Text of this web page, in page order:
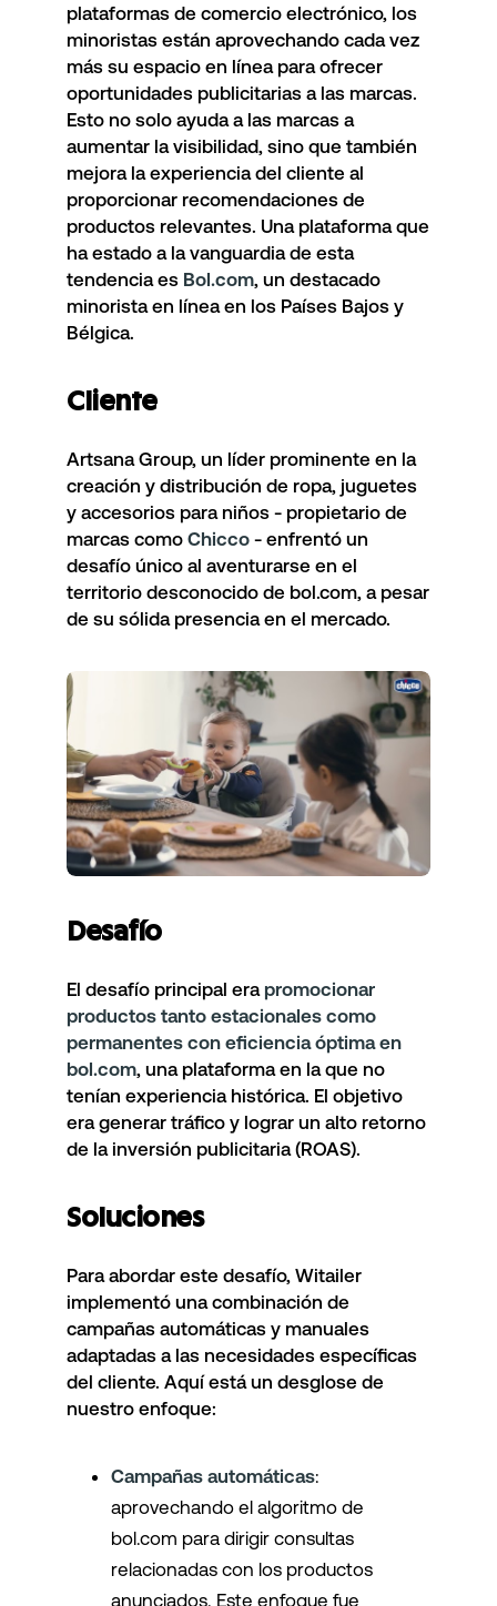
plataformas de comercio electrónico, los
minoristas están aprovechando cada vez
más su espacio en línea para ofrecer
oportunidades publicitarias a las marcas.
Esto no solo ayuda a las marcas a
aumentar la visibilidad, sino que también
mejora la experiencia del cliente al
proporcionar recomendaciones de
productos relevantes. Una plataforma que
ha estado a la vanguardia de esta
tendencia es Bol.com, un destacado
minorista en línea en los Países Bajos y
Bélgica.
Cliente
Artsana Group, un líder prominente en la
creación y distribución de ropa, juguetes
y accesorios para niños - propietario de
marcas como Chicco - enfrentó un
desafío único al aventurarse en el
territorio desconocido de bol.com, a pesar
de su sólida presencia en el mercado.
Desafío
El desafío principal erapromocionar
productos tanto estacionales como
permanentes con eficiencia óptima en
bol.com, una plataforma en la que no
tenían experiencia histórica. El objetivo
era generar tráfico y lograr un alto retorno
de la inversión publicitaria (ROAS).
Soluciones
Para abordar este desafío, Witailer
implementó una combinación de
campañas automáticas y manuales
adaptadas a las necesidades específicas
del cliente. Aquí está un desglose de
nuestro enfoque:
Campañas automáticas:
aprovechando el algoritmo de
bol.com para dirigir consultas
relacionadas con los productos
anunciados. Este enfoque fue